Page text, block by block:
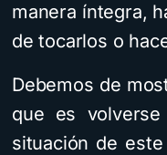
manera íntegra,
de tocarlos o
Debemos de
que es
situación de